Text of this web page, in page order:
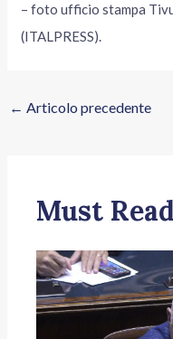
– foto ufficio stampa
(ITALPRESS).
← Articolo precedente
Must Read